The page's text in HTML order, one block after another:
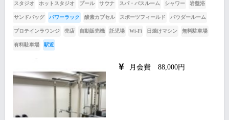
スタジオ ホットスタジオ プール サウナ スパ・バスルーム シャワー 岩盤浴
サンドバッグ パワーラック 酸素カプセル スポーツフィールド パウダールーム
プロテインラウンジ 売店 自動販売機 託児場 Wi-Fi 日焼けマシン 無料駐車場
有料駐車場 駅近
月会費 88,000円